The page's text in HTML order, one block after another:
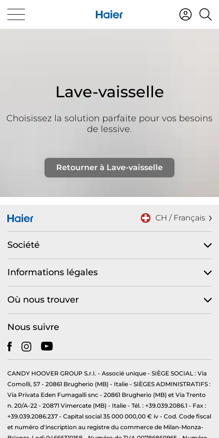
Lave-vaisselle
Choisissez la solution parfaite pour vos besoins
de lessive.
Retourner à Lave-vaisselle
CH / Français
Société
Informations légales
Où nous trouver
Nous suivre
CANDY HOOVER GROUP S.r.I. - Associé unique - SIÈGE SOCIAL : Via
Comolli, 57 - 20861 Brugherio (MB) - Italie - SIÈGES ADMINISTRATIFS :
Via Privata Eden Fumagalli snc - 20861 Brugherio (MB) et Via Trento
n. 20/A-22 - 20871 Vimercate (MB) - Italie - Tél. : +39.039.2086.1 - Fax :
+39.039.2086.237 - Capital social 35 000 000,00 € iv - Cod. Code fiscal
et numéro d'inscription au registre du commerce de Milan-Monza-